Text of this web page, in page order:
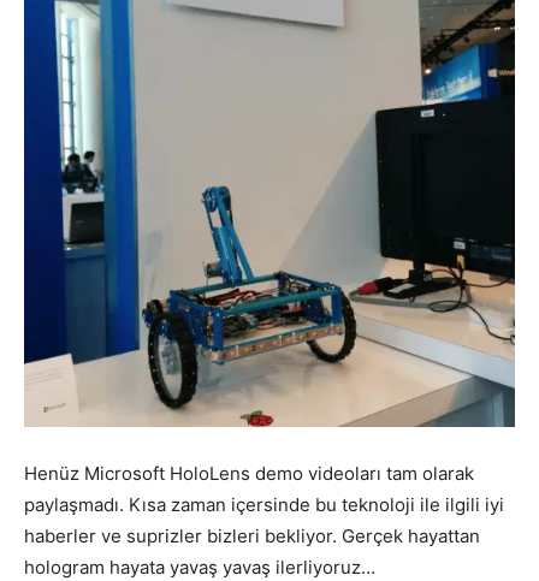
Henüz Microsoft HoloLens demo videoları tam olarak
paylaşmadı. Kısa zaman içersinde bu teknoloji ile ilgili iyi
haberler ve suprizler bizleri bekliyor. Gerçek hayattan
hologram hayata yavaş yavaş ilerliyoruz…